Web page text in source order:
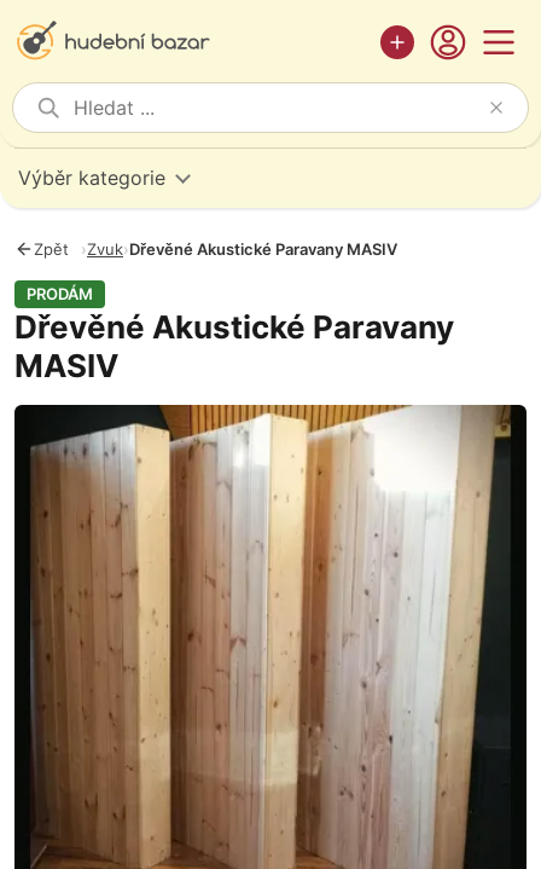
Výběr kategorie
Zpět ›Zvuk›Dřevěné Akustické Paravany MASIV
PRODÁM
Dřevěné Akustické Paravany
MASIV
Fotografie